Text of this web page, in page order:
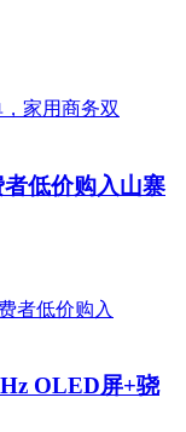
低价购入山寨
OLED屏+骁